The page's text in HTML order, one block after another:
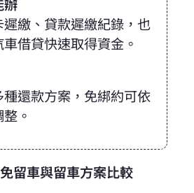
辦
繳、貸款遲繳紀錄，也
借貸快速取得資金。
還款方案，免綁約可依
。
留車與留車方案比較